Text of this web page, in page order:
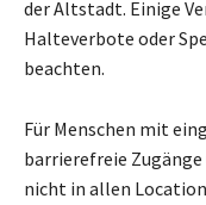
der Altstadt. Einige
Halteverbote oder
beachten.
Für Menschen mit
barrierefreie
nicht in allen